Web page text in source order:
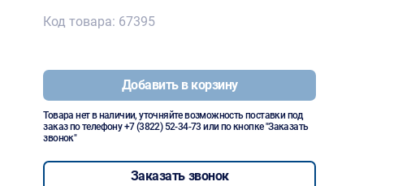
Код товара: 67395
Добавить в корзину
Товара нет в наличии, уточняйте возможность поставки под
заказ по телефону+7 (3822) 52-34-73 или по кнопке "Заказать
звонок"
Заказать звонок